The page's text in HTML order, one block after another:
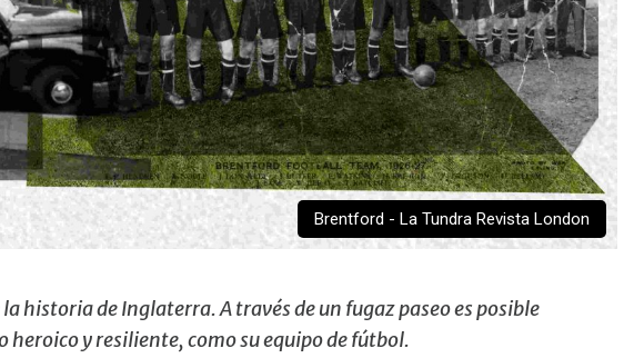
Brentford - La Tundra Revista London
historia de Inglaterra. A través de un fugaz paseo es posible
y resiliente, como su equipo de fútbol.